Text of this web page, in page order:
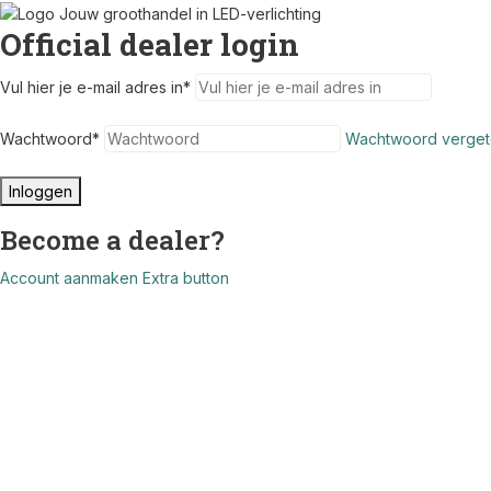
Official dealer login
Vul hier je e-mail adres in*
Wachtwoord* Wachtwoord
Inloggen
Become a dealer?
Account aanmaken Extra button